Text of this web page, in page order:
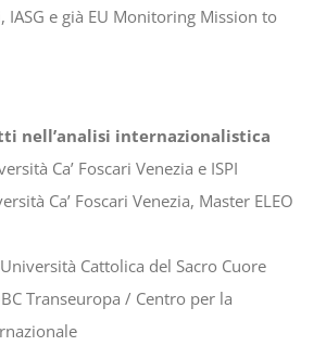
IASG e già EU Monitoring Mission to
nell’analisi internazionalistica
Ca’ Foscari Venezia e ISPI
Ca’ Foscari Venezia, Master ELEO
Cattolica del Sacro Cuore
Transeuropa / Centro per la